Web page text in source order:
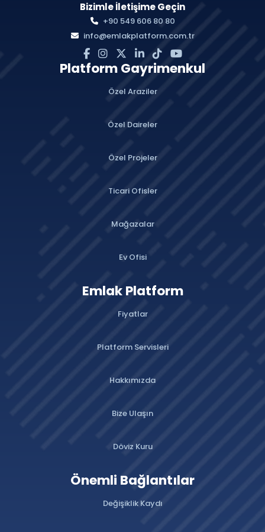
Bizimle İletişime Geçin
+90 549 606 80 80
info@emlakplatform.com.tr
Platform Gayrimenkul
Özel Araziler
Özel Daireler
Özel Projeler
Ticari Ofisler
Mağazalar
Ev Ofisi
Emlak Platform
Fiyatlar
Platform Servisleri
Hakkımızda
Bize Ulaşın
Döviz Kuru
Önemli Bağlantılar
Değişiklik Kaydı